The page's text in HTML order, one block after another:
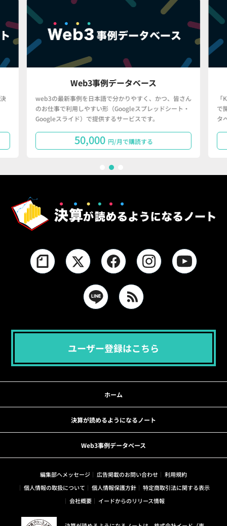
Web3事例データベース
web3の最新事例を日本語で分かりやすく、かつ、皆さん
のお仕事で利用しやすい形（Googleスプレッドシート・
Googleスライド）で提供するサービスです。
50,000 円/月で購読する
で
タ
ユーザー登録はこちら
ホーム
決算が読めるようになるノート
Web3事例データベース
編集部へメッセージ 広告掲載のお問い合わせ
利用規約
個人情報の取扱について
個人情報保護方針
特定商取引法に関する表示
会社概要
イードからのリリース情報